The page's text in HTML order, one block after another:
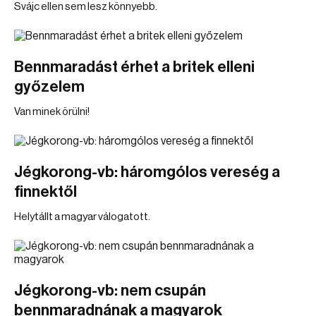
Svájc ellen sem lesz könnyebb.
Bennmaradást érhet a britek elleni
győzelem
Van minek örülni!
Jégkorong-vb: háromgólos vereség a
finnektől
Helytállt a magyar válogatott.
Jégkorong-vb: nem csupán
bennmaradnának a magyarok